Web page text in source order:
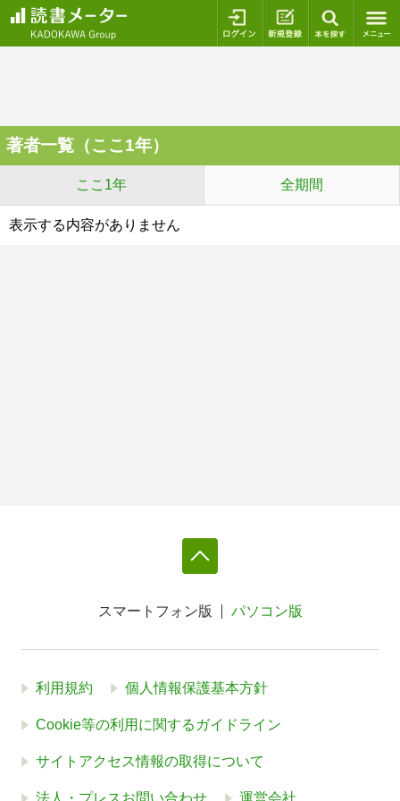
ログイン 新規登録
著者一覧（ここ1年）
ここ1年 全期間
表示する内容がありません
スマートフォン版 パソコン版
利用規約 個人情報保護基本方針
Cookie等の利用に関するガイドライン
サイトアクセス情報の取得について
法人・プレスお問い合わせ 運営会社